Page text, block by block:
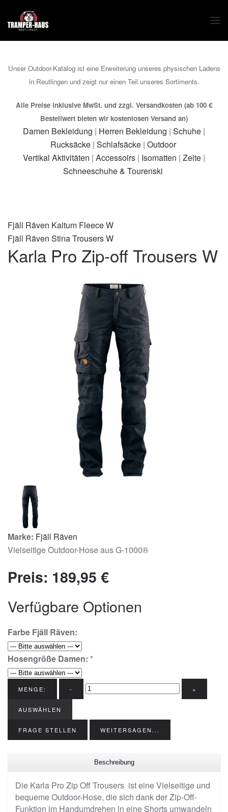
Zum Hauptinhalt springen
Unser Outdoor-Katalog ist eine Erweiterung unseres physischen Ladens
in Reutlingen und zeigt nur einen Teil unseres Sortiments.
Alle Preise inklusive MwSt. und zzgl. Versandkosten (ab 100 €
Bestellwert bieten wir kostenlosen Versand an)
Damen Bekleidung | Herren Bekleidung | Schuhe |
Rucksäcke| Schlafsäcke| Outdoor
Vertikal Aktivitäten | Accessoirs | Isomatten | Zelte |
Schneeschuhe & Tourenski
Fjäll Räven Kaitum Fleece W
Fjäll Räven Stina Trousers W
Karla Pro Zip-off Trousers W
Marke: Fjäll Räven
Vielseitige Outdoor-Hose aus G-1000®
Preis: 189,95 €
Verfügbare Optionen
Farbe Fjäll Räven:
Hosengröße Damen: *
MENGE: - +
AUSWÄHLEN
FRAGE STELLEN WEITERSAGEN...
Beschreibung
Die Karla Pro Zip Off Trousers ist eine Vielseitige und
bequeme Outdoor-Hose, die sich dank der Zip-Off-
Funktion im Handumdrehen in eine Shorts umwandeln